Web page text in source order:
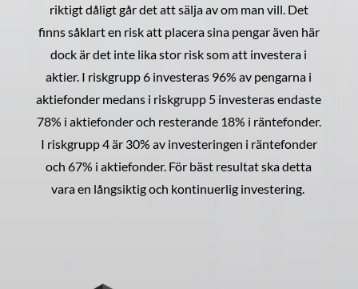
riktigt dåligt går det att sälja av om man vill. Det
finns såklart en risk att placera sina pengar även här
dock är det inte lika stor risk som att investera i
aktier. I riskgrupp 6 investeras 96% av pengarna i
aktiefonder medans i riskgrupp 5 investeras endaste
78% i aktiefonder och resterande 18% i räntefonder.
I riskgrupp 4 är 30% av investeringen i räntefonder
och 67% i aktiefonder. För bäst resultat ska detta
vara en långsiktig och kontinuerlig investering.